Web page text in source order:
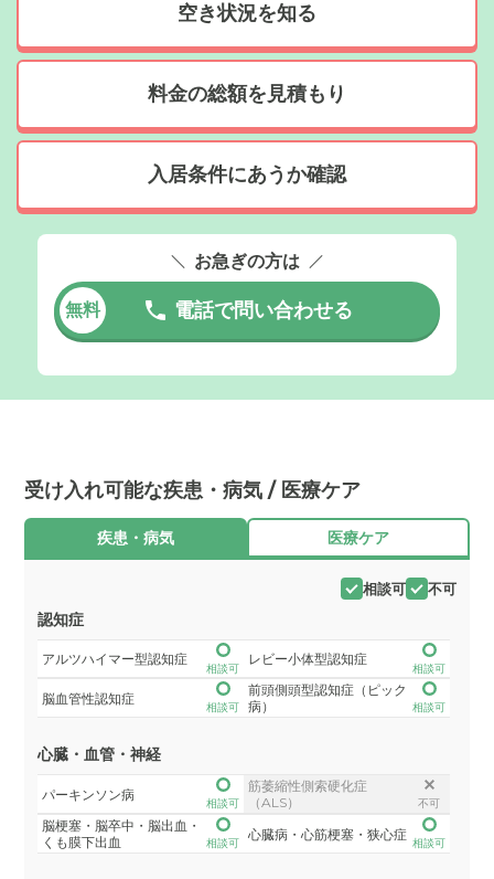
空き状況を知る
料金の総額を見積もり
入居条件にあうか確認
お急ぎの方は
無料 電話で問い合わせる
受け入れ可能な疾患・病気 / 医療ケア
疾患・病気 医療ケア
相談可 不可
認知症
アルツハイマー型認知症
相談可
レビー小体型認知症
相談可
脳血管性認知症
相談可
前頭側頭型認知症（ピック
病）
相談可
心臓・血管・神経
パーキンソン病
相談可
筋萎縮性側索硬化症
（ALS）
不可
脳梗塞・脳卒中・脳出血・
くも膜下出血
相談可
心臓病・心筋梗塞・狭心症
相談可